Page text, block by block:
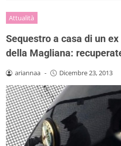
Attualità
Sequestro a casa di un
della Magliana:
ariannaa - Dicembre 23, 2013